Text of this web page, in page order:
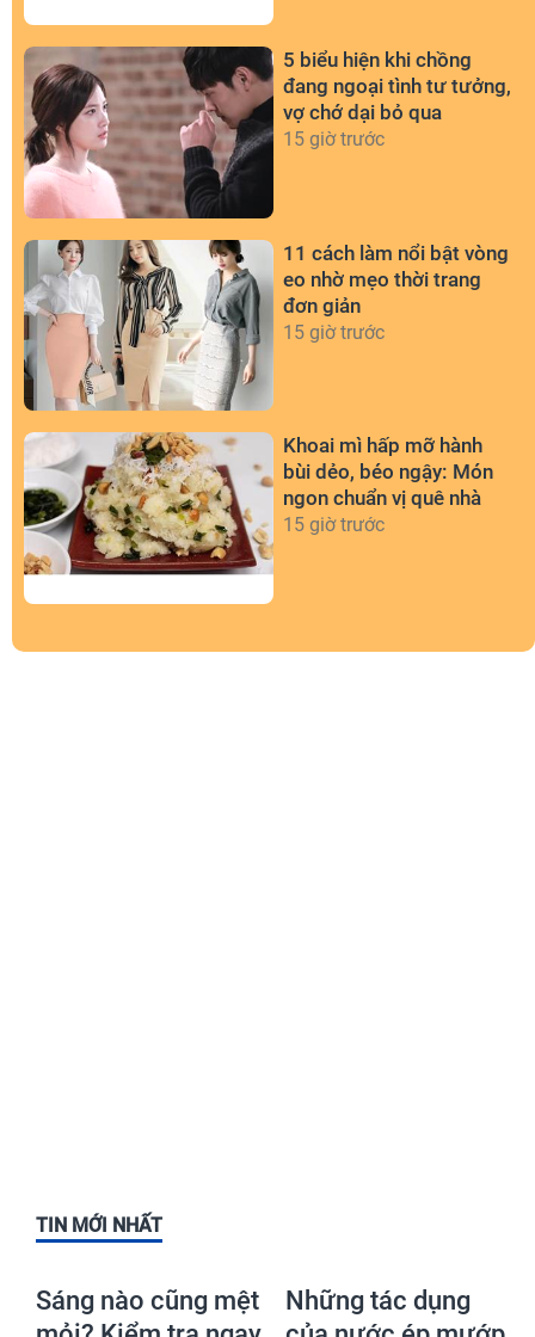
5 biểu hiện khi chồng
đang ngoại tình tư tưởng,
vợ chớ dại bỏ qua
15 giờ trước
11 cách làm nổi bật vòng
eo nhờ mẹo thời trang
đơn giản
15 giờ trước
Khoai mì hấp mỡ hành
bùi dẻo, béo ngậy: Món
ngon chuẩn vị quê nhà
15 giờ trước
TIN MỚI NHẤT
Sáng nào cũng mệt
Những tác dụng